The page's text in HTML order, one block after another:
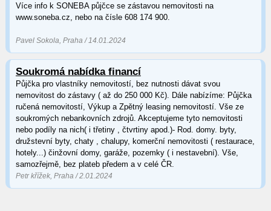
Více info k SONEBA půjčce se zástavou nemovitosti na
www.soneba.cz, nebo na čísle 608 174 900.
Pavel Sokola, Praha / 14.01.2024
Soukromá nabídka financí
Půjčka pro vlastníky nemovitostí, bez nutnosti dávat svou
nemovitost do zástavy ( až do 250 000 Kč). Dále nabízíme: Půjčka
ručená nemovitostí, Výkup a Zpětný leasing nemovitostí. Vše ze
soukromých nebankovních zdrojů. Akceptujeme tyto nemovitosti
nebo podíly na nich( i třetiny , čtvrtiny apod.)- Rod. domy. byty,
družstevní byty, chaty , chalupy, komerční nemovitosti ( restaurace,
hotely...) činžovní domy, garáže, pozemky ( i nestavební). Vše,
samozřejmě, bez plateb předem a v celé ČR.
Petr křížek, Praha / 2.01.2024